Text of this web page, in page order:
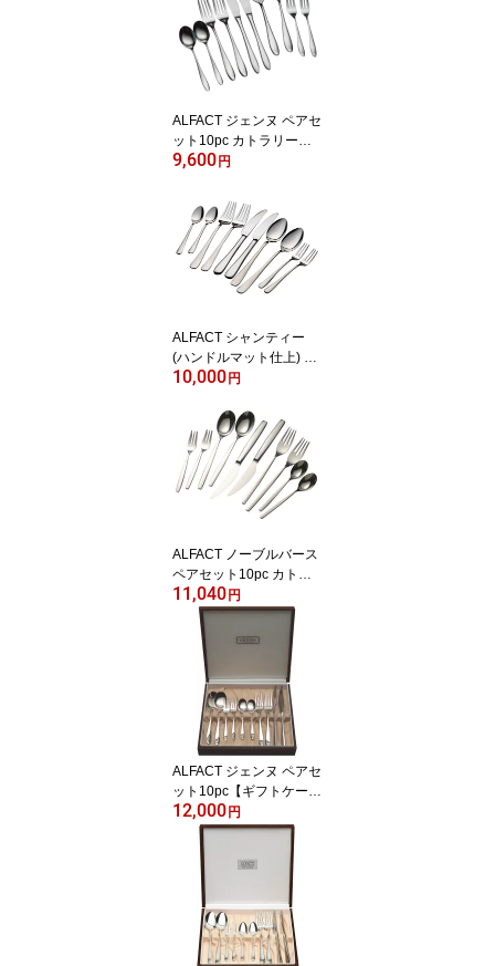
ALFACT ジェンヌ ペアセ
ット10pc カトラリーセ
ット (名入れ無料)【日本
9,600 円
ALFACT シャンティー
(ハンドルマット仕上) ペ
アセット10pc カトラリ
【日本製/燕市/荒澤製作
所】
10,000 円
ALFACT ノーブルバース
ペアセット10pc カトラ
リーセット (名入れ無料)
【日本製/荒澤製作所】
11,040 円
ALFACT ジェンヌ ペアセ
ット10pc【ギフトケース
付き】 カトラリーセット
(名入れ無料) 【日本製/燕
市/荒澤製作所】
12,000 円